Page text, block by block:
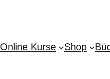
Online Kurse Shop